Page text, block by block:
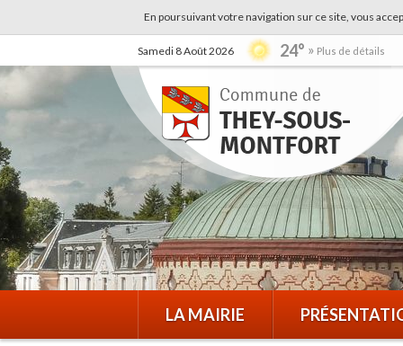
En poursuivant votre navigation sur ce site, vous
Samedi 8 Août 2026 24° Plus de détails
LA MAIRIE